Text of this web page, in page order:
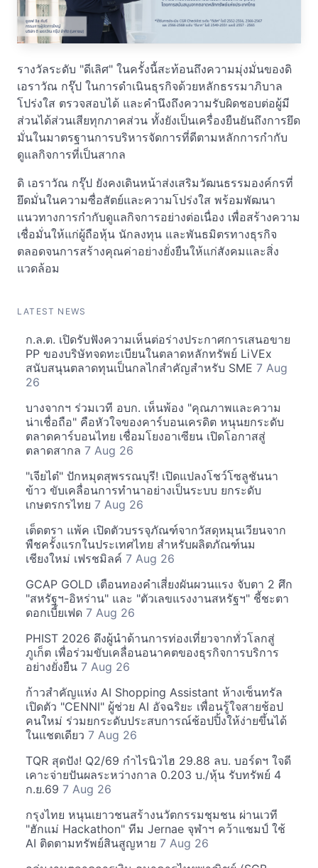
รางวัลระดับ "ดีเลิศ" ในครั้งนี้สะท้อนถึงความมุ่งมั่นของดิ
เอราวัณ กรุ๊ป ในการดำเนินธุรกิจด้วยหลักธรรมาภิบาล
โปร่งใส ตรวจสอบได้ และคำนึงถึงความรับผิดชอบต่อผู้มี
ส่วนได้ส่วนเสียทุกภาคส่วน ทั้งยังเป็นเครื่องยืนยันถึงการยึด
มั่นในมาตรฐานการบริหารจัดการที่ดีตามหลักการกำกับ
ดูแลกิจการที่เป็นสากล
ดิ เอราวัณ กรุ๊ป ยังคงเดินหน้าส่งเสริมวัฒนธรรมองค์กรที่
ยึดมั่นในความซื่อสัตย์และความโปร่งใส พร้อมพัฒนา
แนวทางการกำกับดูแลกิจการอย่างต่อเนื่อง เพื่อสร้างความ
เชื่อมั่นให้แก่ผู้ถือหุ้น นักลงทุน และพันธมิตรทางธุรกิจ
ตลอดจนการสร้างคุณค่าอย่างยั่งยืนให้แก่สังคมและสิ่ง
แวดล้อม
LATEST NEWS
ก.ล.ต. เปิดรับฟังความเห็นต่อร่างประกาศการเสนอขาย
PP ของบริษัทจดทะเบียนในตลาดหลักทรัพย์ LiVEx
สนับสนุนตลาดทุนเป็นกลไกสำคัญสำหรับ SME 7 Aug
26
บางจากฯ ร่วมเวที อบก. เห็นพ้อง "คุณภาพและความ
น่าเชื่อถือ" คือหัวใจของคาร์บอนเครดิต หนุนยกระดับ
ตลาดคาร์บอนไทย เชื่อมโยงอาเซียน เปิดโอกาสสู่
ตลาดสากล 7 Aug 26
"เจียไต๋" ปักหมุดสุพรรณบุรี! เปิดแปลงโชว์โซลูชันนา
ข้าว ขับเคลื่อนการทำนาอย่างเป็นระบบ ยกระดับ
เกษตรกรไทย 7 Aug 26
เต็ดตรา แพ้ค เปิดตัวบรรจุภัณฑ์จากวัสดุหมุนเวียนจาก
พืชครั้งแรกในประเทศไทย สำหรับผลิตภัณฑ์นม
เชียงใหม่ เฟรชมิลค์ 7 Aug 26
GCAP GOLD เตือนทองคำเสี่ยงผันผวนแรง จับตา 2 ศึก
"สหรัฐฯ-อิหร่าน" และ "ตัวเลขแรงงานสหรัฐฯ" ชี้ชะตา
ดอกเบี้ยเฟด 7 Aug 26
PHIST 2026 ดึงผู้นำด้านการท่องเที่ยวจากทั่วโลกสู่
ภูเก็ต เพื่อร่วมขับเคลื่อนอนาคตของธุรกิจการบริการ
อย่างยั่งยืน 7 Aug 26
ก้าวสำคัญแห่ง AI Shopping Assistant ห้างเซ็นทรัล
เปิดตัว "CENNI" ผู้ช่วย AI อัจฉริยะ เพื่อนรู้ใจสายช้อป
คนใหม่ ร่วมยกระดับประสบการณ์ช้อปปิ้งให้ง่ายขึ้นได้
ในแชตเดียว 7 Aug 26
TQR สุดปัง! Q2/69 กำไรนิวไฮ 29.88 ลบ. บอร์ดฯ ใจดี
เคาะจ่ายปันผลระหว่างกาล 0.203 บ./หุ้น รับทรัพย์ 4
ก.ย.69 7 Aug 26
กรุงไทย หนุนเยาวชนสร้างนวัตกรรมชุมชน ผ่านเวที
"ฮักแม่ Hackathon" ทีม Jernae จุฬาฯ คว้าแชมป์ ใช้
AI ติดตามทรัพย์สินสูญหาย 7 Aug 26